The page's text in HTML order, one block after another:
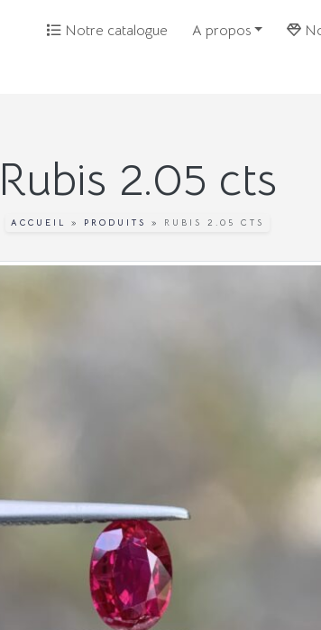
Notre catalogue A propos
Rubis 2.05 cts
ACCUEIL » PRODUITS » RUBIS 2.05 CTS